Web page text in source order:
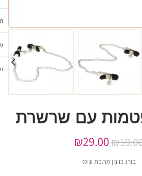
עם שרשרת
₪
₪29.00
בורג כוונון מתכת וגומי